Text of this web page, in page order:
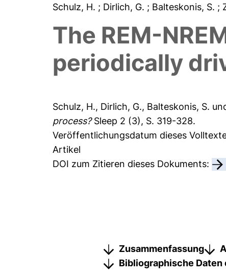
Schulz, H. ; Dirlich, G. ; Balteskonis, S. ;
The REM-
periodically
Schulz, H., Dirlich, G., Balteskonis, S.
process?Sleep 2 (3), S. 319-328.
Veröffentlichungsdatum dieses
Artikel
DOI zum Zitieren dieses Dokuments:
Zusammenfassung
Bibliographische